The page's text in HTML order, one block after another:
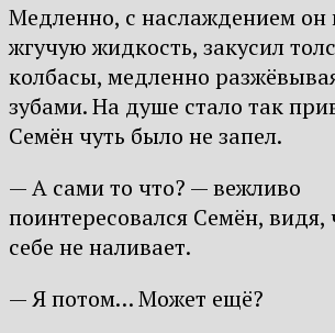
Медленно, с наслаждением он
жгучую жидкость, закусил
колбасы, медленно
зубами. На душе стало так
Семён чуть было не запел.
— А сами то что? — вежливо
поинтересовался Семён,
себе не наливает.
— Я потом… Может ещё?